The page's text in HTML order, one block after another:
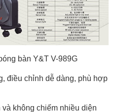
bàn Y&T V-989G
điều chỉnh dễ dàng, phù hợp
không chiếm nhiều diện